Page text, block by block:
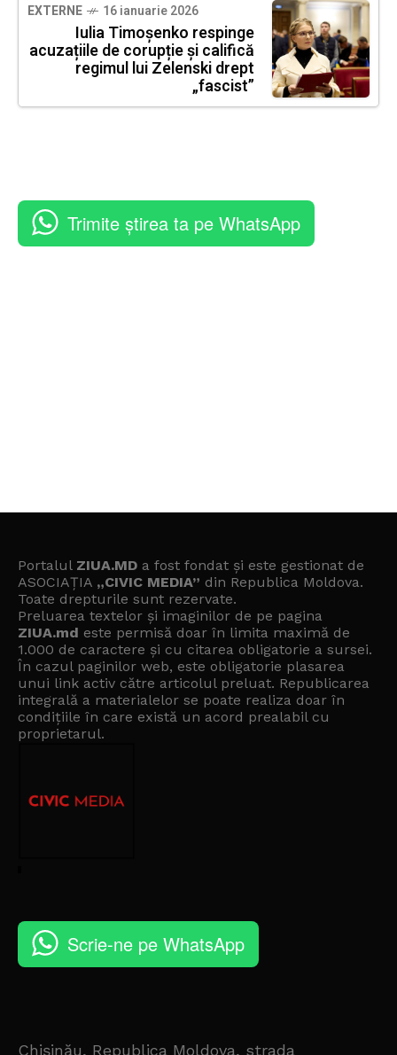
EXTERNE 16 ianuarie 2026
Iulia Timoșenko respinge
acuzațiile de corupție și califică
regimul lui Zelenski drept
„fascist”
Trimite știrea ta pe WhatsApp
Portalul ZIUA.MD a fost fondat și este gestionat de
ASOCIAȚIA „CIVIC MEDIA” din Republica Moldova.
Toate drepturile sunt rezervate.
Preluarea textelor și imaginilor de pe pagina
ZIUA.md este permisă doar în limita maximă de
1.000 de caractere și cu citarea obligatorie a sursei.
În cazul paginilor web, este obligatorie plasarea
unui link activ către articolul preluat. Republicarea
integrală a materialelor se poate realiza doar în
condițiile în care există un acord prealabil cu
proprietarul.
Scrie-ne pe WhatsApp
Chișinău, Republica Moldova, strada